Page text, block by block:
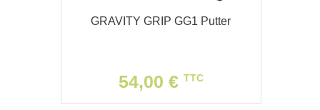
GRAVITY GRIP GG1 Putter
54,00 € TTC